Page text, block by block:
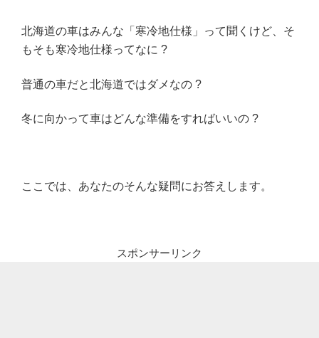
北海道の車はみんな「寒冷地仕様」って聞くけど、そ
もそも寒冷地仕様ってなに ?
普通の車だと北海道ではダメなの ?
冬に向かって車はどんな準備をすればいいの ?
ここでは、あなたのそんな疑問にお答えします。
スポンサーリンク